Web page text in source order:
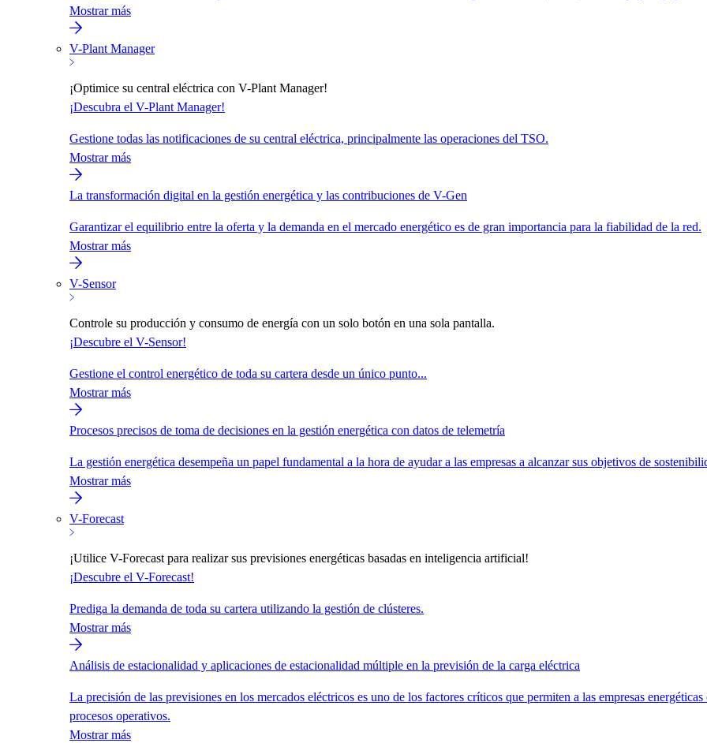
Mostrar más
V-Plant Manager
¡Optimice su central eléctrica con V-Plant Manager!
¡Descubra el V-Plant Manager!
Gestione todas las notificaciones de su central eléctrica, principalmente las operaciones del TSO.
Mostrar más
La transformación digital en la gestión energética y las contribuciones de V-Gen
Garantizar el equilibrio entre la oferta y la demanda en el mercado energético es de gran importancia para la fiabilidad de la red.
Mostrar más
V-Sensor
Controle su producción y consumo de energía con un solo botón en una sola pantalla.
¡Descubre el V-Sensor!
Gestione el control energético de toda su cartera desde un único punto...
Mostrar más
Procesos precisos de toma de decisiones en la gestión energética con datos de telemetría
La gestión energética desempeña un papel fundamental a la hora de ayudar a las empresas a alcanzar sus objetivos de
Mostrar más
V-Forecast
¡Utilice V-Forecast para realizar sus previsiones energéticas basadas en inteligencia artificial!
¡Descubre el V-Forecast!
Prediga la demanda de toda su cartera utilizando la gestión de clústeres.
Mostrar más
Análisis de estacionalidad y aplicaciones de estacionalidad múltiple en la previsión de la carga eléctrica
La precisión de las previsiones en los mercados eléctricos es uno de los factores críticos que permiten a las empresas
procesos operativos.
Mostrar más